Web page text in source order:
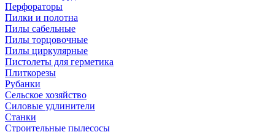
Перфораторы
Пилки и полотна
Пилы сабельные
Пилы торцовочные
Пилы циркулярные
Пистолеты для герметика
Плиткорезы
Рубанки
Сельское хозяйство
Силовые удлинители
Станки
Строительные пылесосы